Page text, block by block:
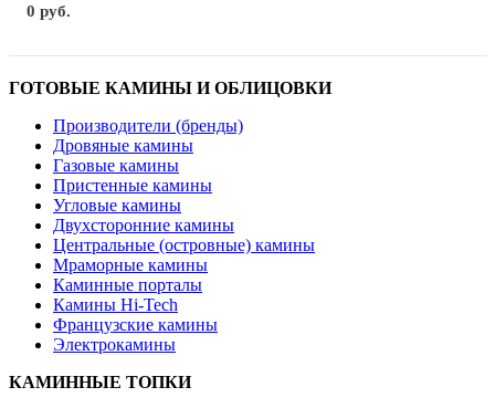
0 руб.
ГОТОВЫЕ КАМИНЫ И ОБЛИЦОВКИ
Производители (бренды)
Дровяные камины
Газовые камины
Пристенные камины
Угловые камины
Двухсторонние камины
Центральные (островные) камины
Мраморные камины
Каминные порталы
Камины Hi-Tech
Французские камины
Электрокамины
КАМИННЫЕ ТОПКИ